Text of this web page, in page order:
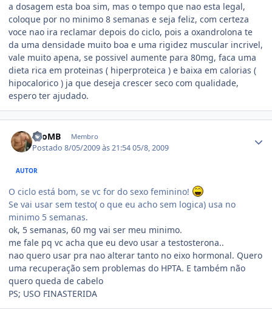
a dosagem esta boa sim, mas o tempo que nao esta legal,
coloque por no minimo 8 semanas e seja feliz, com certeza
voce nao ira reclamar depois do ciclo, pois a oxandrolona te
da uma densidade muito boa e uma rigidez muscular incrivel,
vale muito apena, se possivel aumente para 80mg, faca uma
dieta rica em proteinas ( hiperproteica ) e baixa em calorias (
hipocalorico ) ja que deseja crescer seco com qualidade,
espero ter ajudado.
LeoMB Membro
Postado8/05/2009 às 21:5405/8, 2009
AUTOR
O ciclo está bom, se vc for do sexo feminino!
Se vai usar sem testo( o que eu acho sem logica) usa no
minimo 5 semanas.
ok, 5 semanas, 60 mg vai ser meu minimo.
me fale pq vc acha que eu devo usar a testosterona..
nao quero usar pra nao alterar tanto no eixo hormonal. Quero
uma recuperação sem problemas do HPTA. E também não
quero queda de cabelo
PS; USO FINASTERIDA